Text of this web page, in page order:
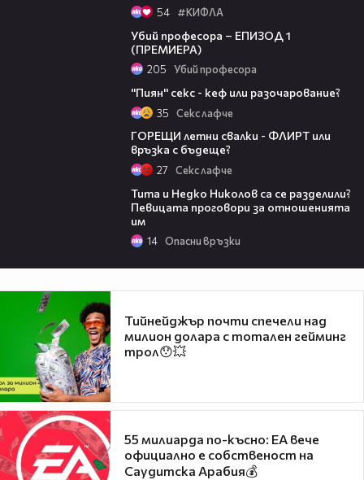
54 #КИФЛА
Убий професора – ЕПИЗОД 1
(ПРЕМИЕРА)
205 Убий професора
''Пиян'' секс - кеф или разочарование?
35 Секс лафче
ГОРЕЩИ летни свалки - ФЛИРТ или
връзка с бъдеще?
27 Секс лафче
Тита и Недко Николов са се разделили?
Певицата проговори за отношенията
им
14 Опасни връзки
Тийнейджър почти спечели над
милион долара с тотален гейминг
трол😯💥
55 милиарда по-късно: EA вече
официално е собственост на
Саудитска Арабия💰